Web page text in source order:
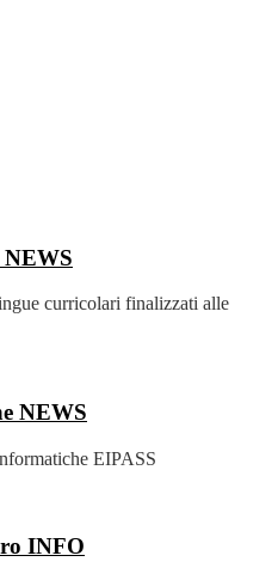
NEWS
curricolari finalizzati alle
NEWS
EIPASS
INFO